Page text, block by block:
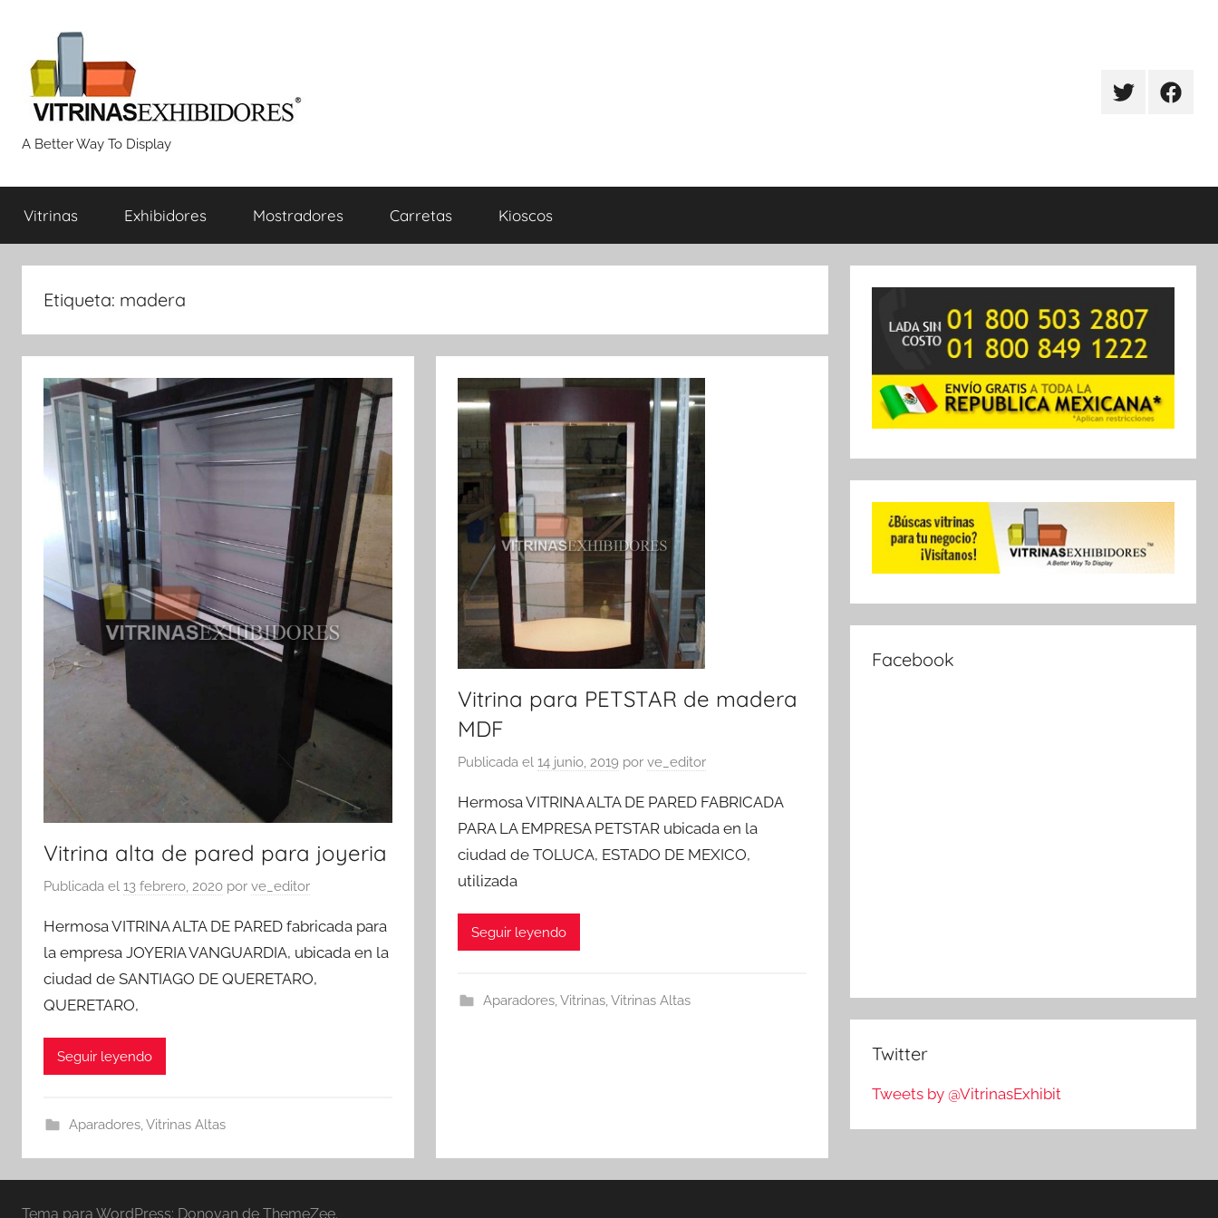
contenido
Proyectos
de
fabricación
de
vitrinas
exhibidores
A Better Way To Display
Vitrinas Exhibidores Mostradores Carretas Kioscos
Etiqueta: madera
Vitrina alta de pared para joyeria
Publicada el 13 febrero, 2020 por ve_editor
Hermosa VITRINA ALTA DE PARED fabricada para
la empresa JOYERIA VANGUARDIA, ubicada en la
ciudad de SANTIAGO DE QUERETARO,
QUERETARO,
Seguir leyendo
Aparadores,Vitrinas Altas
Vitrina para PETSTAR de madera
MDF
Publicada el14 junio, 2019 porve_editor
Hermosa VITRINA ALTA DE PARED FABRICADA
PARA LA EMPRESA PETSTAR ubicada en la
ciudad de TOLUCA, ESTADO DE MEXICO,
utilizada
Seguir leyendo
Aparadores,Vitrinas,Vitrinas Altas
Facebook
Twitter
Tweets by @VitrinasExhibit
Tema para WordPress: Donovan de ThemeZee.